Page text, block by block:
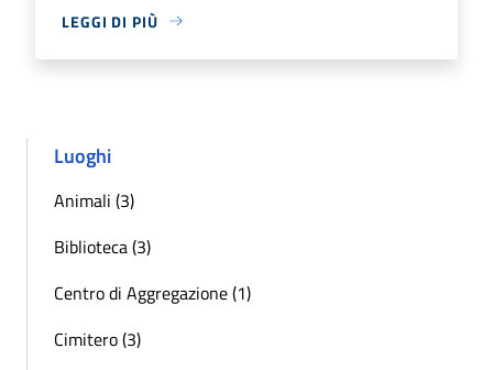
LEGGI DI PIÙ
Luoghi
Animali (3)
Biblioteca (3)
Centro di Aggregazione (1)
Cimitero (3)